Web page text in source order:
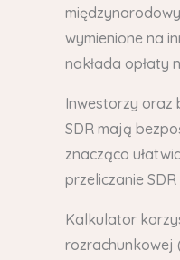
wymienione na
nakłada opłaty
Inwestorzy oraz
SDR mają
znacząco
przeliczanie
Kalkulator
rozrachunkowej